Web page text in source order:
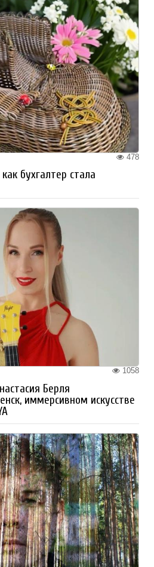
478
бухгалтер стала
1058
Берля
иммерсивном искусстве